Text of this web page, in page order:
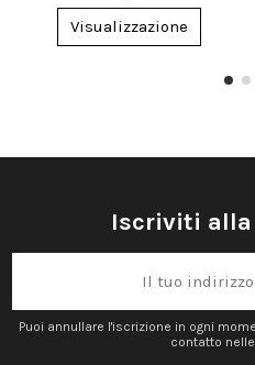
Visualizzazione
Iscriviti
Puoi annullare l'iscrizione in ogni
contatto